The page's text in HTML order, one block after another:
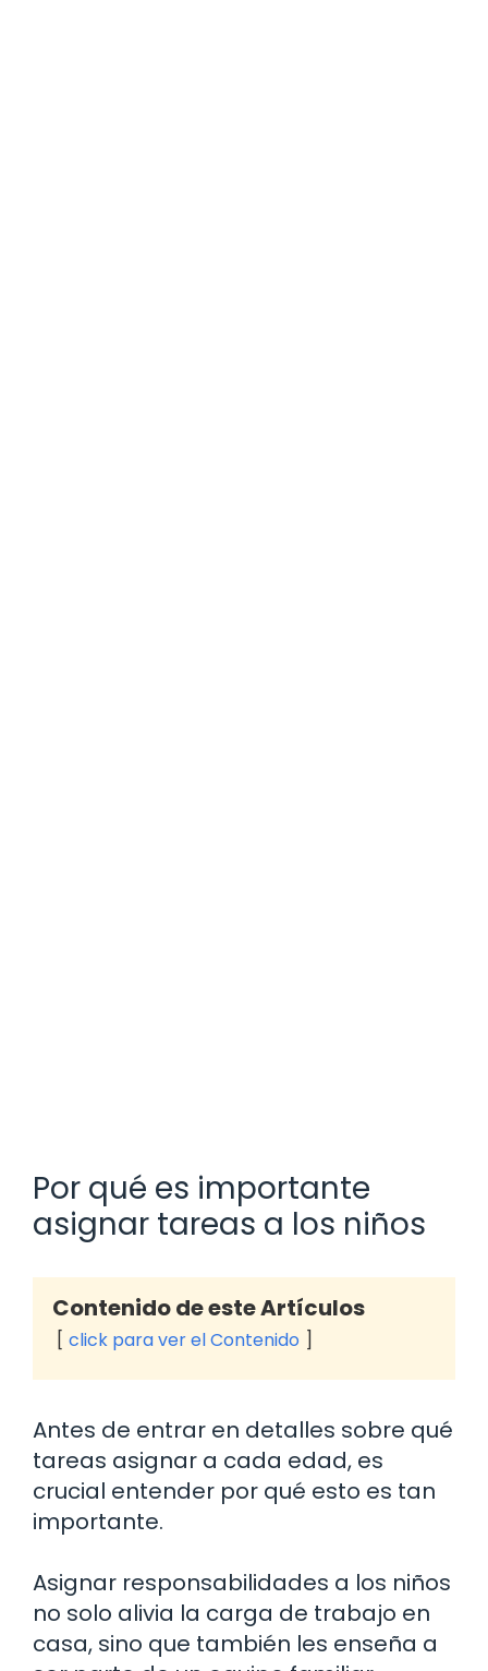
Por qué es importante
asignar tareas a los niños
Contenido de este Artículos
click para ver el Contenido
Antes de entrar en detalles sobre qué
tareas asignar a cada edad, es
crucial entender por qué esto es tan
importante.
Asignar responsabilidades a los niños
no solo alivia la carga de trabajo en
casa, sino que también les enseña a